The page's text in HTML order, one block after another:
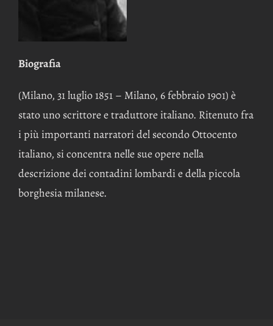
Biografia
(Milano, 31 luglio 1851 – Milano, 6 febbraio 1901) è
stato uno scrittore e traduttore italiano. Ritenuto fra
i più importanti narratori del secondo Ottocento
italiano, si concentra nelle sue opere nella
descrizione dei contadini lombardi e della piccola
borghesia milanese.